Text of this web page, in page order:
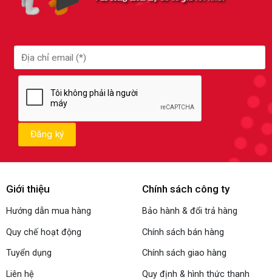
Giới thiệu
Hướng dẫn mua hàng
Quy chế hoạt động
Tuyển dụng
Liên hệ
Chính sách công ty
Bảo hành & đổi trả hàng
Chính sách bán hàng
Chính sách giao hàng
Quy định & hình thức thanh